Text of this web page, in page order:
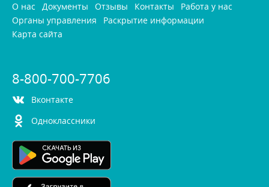
О нас Документы Отзывы Контакты
Работа у нас
Органы управления
Раскрытие информации
Карта сайта
8-800-700-7706
контакте
Одноклассники